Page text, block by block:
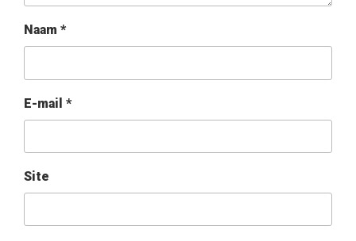
Naam *
E-mail *
Site